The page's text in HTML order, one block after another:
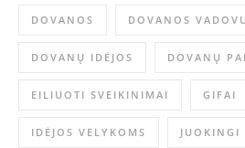
DOVANOS DOVANOS
DOVANŲ IDĖJOS DOVANŲ
EILIUOTI SVEIKINIMAI GIFAI
IDĖJOS VELYKOMS JUOKINGI